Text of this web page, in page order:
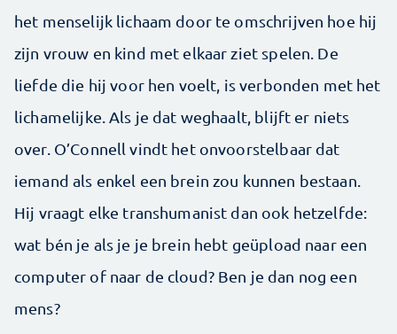
het menselijk lichaam door te omschrijven hoe hij
zijn vrouw en kind met elkaar ziet spelen. De
liefde die hij voor hen voelt, is verbonden met het
lichamelijke. Als je dat weghaalt, blijft er niets
over. O’Connell vindt het onvoorstelbaar dat
iemand als enkel een brein zou kunnen bestaan.
Hij vraagt elke transhumanist dan ook hetzelfde:
wat bén je als je je brein hebt geüpload naar een
computer of naar de cloud? Ben je dan nog een
mens?